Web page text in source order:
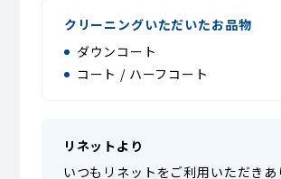
クリーニングいただいたお品物
ダウンコート
コート / ハーフコート
リネットより
いつもリネットをご利用いただきあ